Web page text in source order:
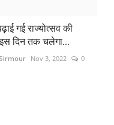
गई राज्योत्सव की
दिन तक चलेगा...
Nov 3, 2022
0